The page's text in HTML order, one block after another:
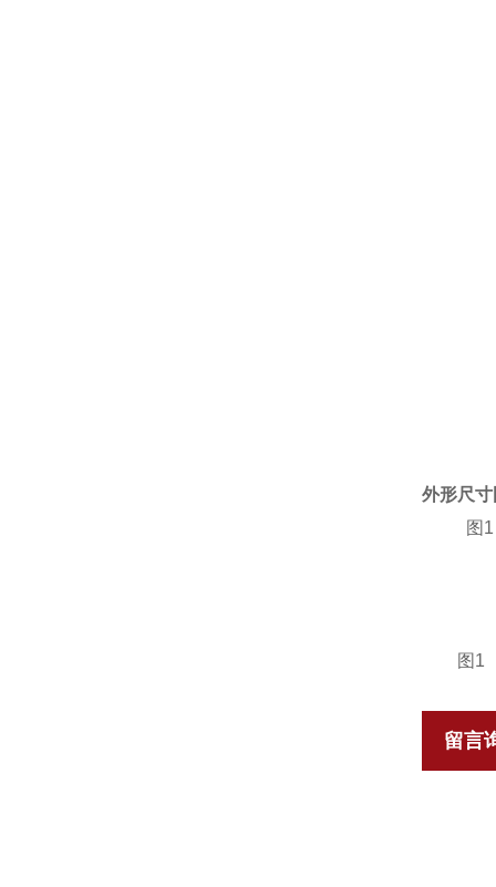
外形尺寸
图
图 1
留言